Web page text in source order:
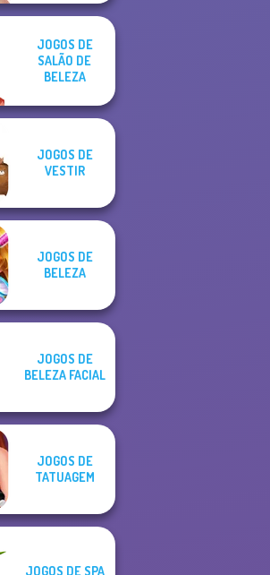
JOGOS DE
SALÃO DE
BELEZA
JOGOS DE
VESTIR
JOGOS DE
BELEZA
JOGOS DE
BELEZA FACIAL
JOGOS DE
TATUAGEM
JOGOS DE SPA